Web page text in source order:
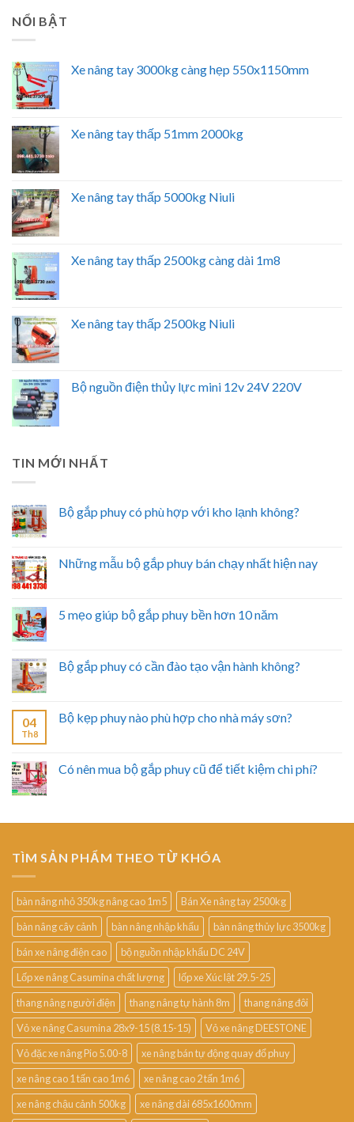
NỔI BẬT
Xe nâng tay 3000kg càng hẹp 550x1150mm
Xe nâng tay thấp 51mm 2000kg
Xe nâng tay thấp 5000kg Niuli
Xe nâng tay thấp 2500kg càng dài 1m8
Xe nâng tay thấp 2500kg Niuli
Bộ nguồn điện thủy lực mini 12v 24V 220V
TIN MỚI NHẤT
Bộ gắp phuy có phù hợp với kho lạnh không?
Những mẫu bộ gắp phuy bán chạy nhất hiện nay
5 mẹo giúp bộ gắp phuy bền hơn 10 năm
Bộ gắp phuy có cần đào tạo vận hành không?
04
Th8
Bộ kẹp phuy nào phù hợp cho nhà máy sơn?
Có nên mua bộ gắp phuy cũ để tiết kiệm chi phí?
TÌM SẢN PHẨM THEO TỪ KHÓA
bàn nâng nhỏ 350kg nâng cao 1m5
Bán Xe nâng tay 2500kg
bàn nâng cây cảnh
bàn nâng nhập khẩu
bàn nâng thủy lực 3500kg
bán xe nâng điện cao
bộ nguồn nhập khẩu DC 24V
Lốp xe nâng Casumina chất lượng
lốp xe Xúc lật 29.5-25
thang nâng người điện
thang nâng tự hành 8m
thang nâng đôi
Vỏ xe nâng Casumina 28x9-15 (8.15-15)
Vỏ xe nâng DEESTONE
Vỏ đặc xe nâng Pio 5.00-8
xe nâng bán tự động quay đổ phuy
xe nâng cao 1 tấn cao 1m6
xe nâng cao 2 tấn 1m6
xe nâng chậu cảnh 500kg
xe nâng dài 685x1600mm